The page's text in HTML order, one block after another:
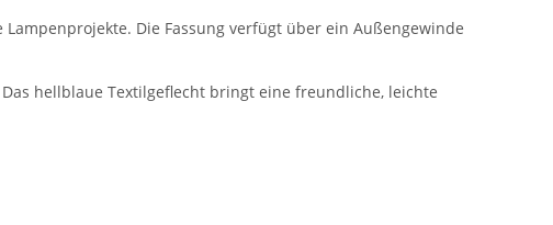
Die Fassung verfügt über ein Außengewinde
hellblaue Textilgeflecht bringt eine freundliche, leichte